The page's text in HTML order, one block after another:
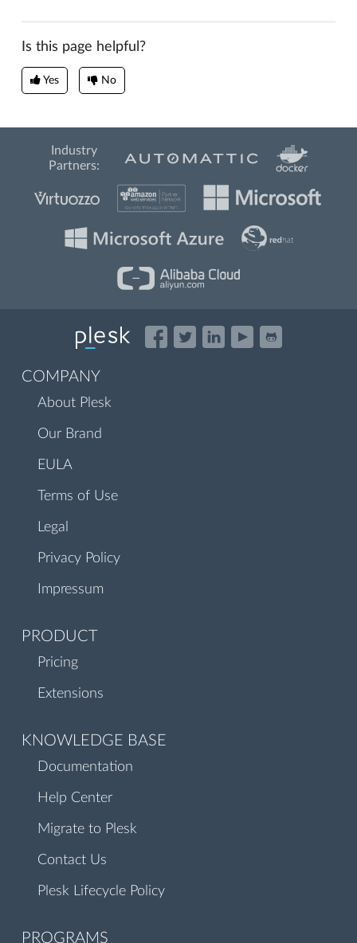
Is this page helpful?
Yes No
Industry
Partners:
COMPANY
About Plesk
Our Brand
EULA
Terms of Use
Legal
Privacy Policy
Impressum
PRODUCT
Pricing
Extensions
KNOWLEDGE BASE
Documentation
Help Center
Migrate to Plesk
Contact Us
Plesk Lifecycle Policy
PROGRAMS